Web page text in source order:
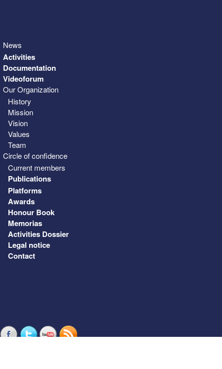
News
Activities
Documentation
Videoforum
Our Organization
History
Mission
Vision
Values
Team
Circle of confidence
Current members
Publications
Platforms
Awards
Honour Book
Memorias
Activities Dossier
Legal notice
Contact